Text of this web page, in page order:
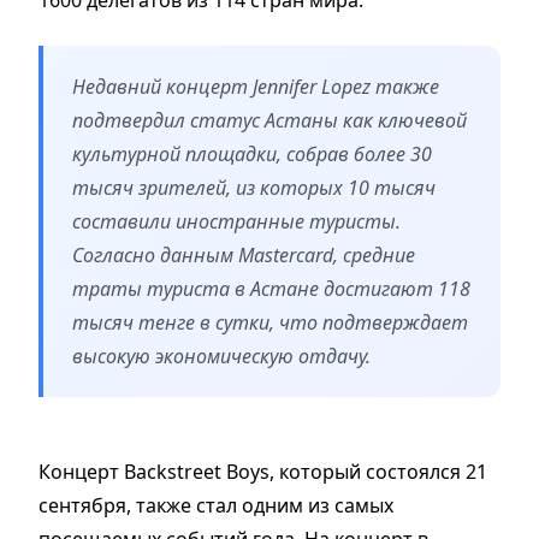
Недавний концерт Jennifer Lopez также
подтвердил статус Астаны как ключевой
культурной площадки, собрав более 30
тысяч зрителей, из которых 10 тысяч
составили иностранные туристы.
Согласно данным Mastercard, средние
траты туриста в Астане достигают 118
тысяч тенге в сутки, что подтверждает
высокую экономическую отдачу.
Концерт Backstreet Boys, который состоялся 21
сентября, также стал одним из самых